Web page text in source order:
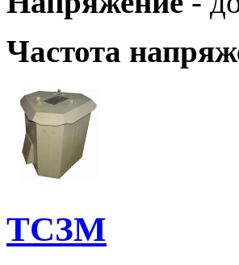
Частота
ТСЗМ